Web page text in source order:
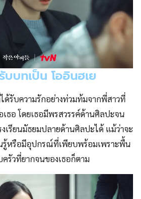
บทเป็น โออินฮเย
ด้รับความรักอย่างท่วมท้มจากพี่สาวที่
ธอ โดยเธอมีพรสวรรค์ด้านศิลปะจน
งเรียนมัธยมปลายด้านศิลปะได้ แม้ว่าจะ
รู้หรือมีอุปกรณ์ที่เพียบพร้อมเพราะพื้น
รัวที่ยากจนของเธอก็ตาม